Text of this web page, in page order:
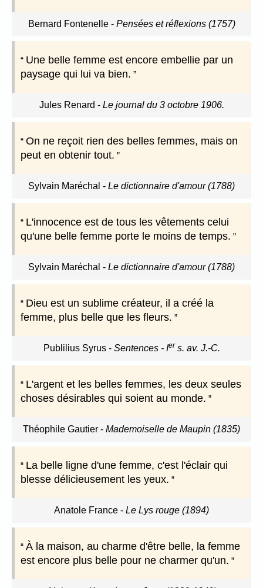
Bernard Fontenelle- Pensées et réflexions (1757)
Une belle femme est encore embellie par un
paysage qui lui va bien.
Jules Renard - Le journal du 3 octobre 1906.
On ne reçoit rien des belles femmes, mais on
peut en obtenir tout.
Sylvain Maréchal - Le dictionnaire d'amour (1788)
L'innocence est de tous les vêtements celui
qu'une belle femme porte le moins de temps.
Sylvain Maréchal - Le dictionnaire d'amour (1788)
Dieu est un sublime créateur, il a créé la
femme, plus belle que les fleurs.
Publilius Syrus- Sentences - Ier s. av. J.-C.
L'argent et les belles femmes, les deux seules
choses désirables qui soient au monde.
Théophile Gautier - Mademoiselle de Maupin (1835)
La belle ligne d'une femme, c'est l'éclair qui
blesse délicieusement les yeux.
Anatole France - Le Lys rouge (1894)
À la maison, au charme d'être belle, la femme
est encore plus belle pour ne charmer qu'un.